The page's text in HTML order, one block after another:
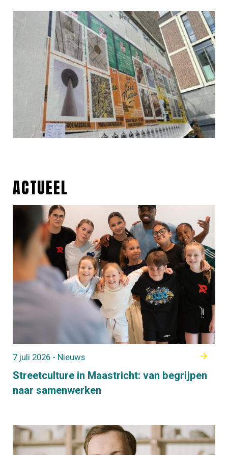
ACTUEEL
Streetculture in Maastricht: van begrijpen
naar samenwerken
7 juli 2026 - Nieuws